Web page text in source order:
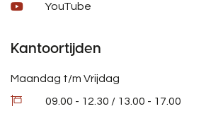
YouTube
Kantoortijden
Maandag t/m Vrijdag
09.00 - 12.30 / 13.00 - 17.00